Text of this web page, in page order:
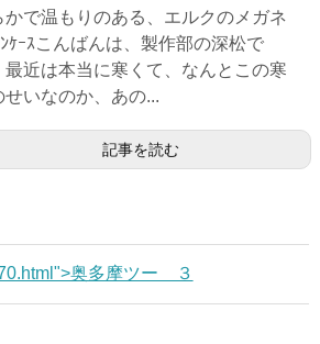
かで温もりのある、エルクのメガネ
ｹｰｽこんばんは、製作部の深松で
最近は本当に寒くて、なんとこの寒
せいなのか、あの...
記事を読む
奥多摩ツー ３